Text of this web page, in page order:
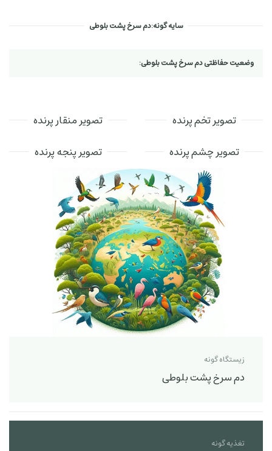
سایه گونه:دم سرخ پشت بلوطی
وضعیت حفاظتی دم سرخ پشت بلوطی:
تصویر تخم پرنده
تصویر منقار پرنده
تصویر چشم پرنده
تصویر پنجه پرنده
زیستگاه گونه
دم سرخ پشت بلوطی
تغذیه گونه